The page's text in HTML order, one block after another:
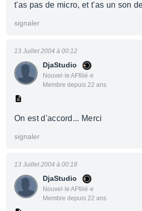
t'as pas de micro, et t'as un son
signaler
DjaStudio
Nouvel·le AFfilié·e
Membre depuis 22 ans
13 Juillet 2004 à 00:12
On est d'accord... Merci
signaler
DjaStudio
Nouvel·le AFfilié·e
Membre depuis 22 ans
13 Juillet 2004 à 00:18